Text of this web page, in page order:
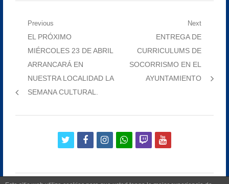
Navegación
entradas
Previous
Previous
post:
EL PRÓXIMO
MIÉRCOLES 23 DE ABRIL
ARRANCARÁ EN
NUESTRA LOCALIDAD LA
SEMANA CULTURAL.
Next
Next
post:
ENTREGA DE
CURRICULUMS DE
SOCORRISMO EN EL
AYUNTAMIENTO
twitterfacebookinstagramwhatsapp
twitchyoutube